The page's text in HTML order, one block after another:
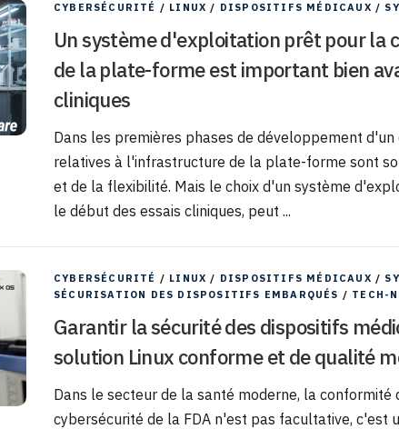
CYBERSÉCURITÉ / LINUX / DISPOSITIFS MÉDICAUX /
Un système d'exploitation prêt pour la
de la plate-forme est important bien
cliniques
Dans les premières phases de développement
relatives à l'infrastructure de la plate-forme sont
et de la flexibilité. Mais le choix d'un système
le début des essais cliniques, peut ...
CYBERSÉCURITÉ / LINUX / DISPOSITIFS MÉDICAUX /
SÉCURISATION DES DISPOSITIFS EMBARQUÉS / TECH-
Garantir la sécurité des dispositifs
solution Linux conforme et de qualité
Dans le secteur de la santé moderne, la conformité
cybersécurité de la FDA n'est pas facultative, c'est